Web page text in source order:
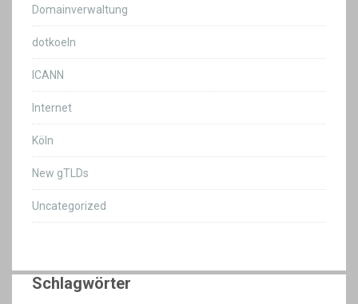
Domainverwaltung
dotkoeln
ICANN
Internet
Köln
New gTLDs
Uncategorized
Schlagwörter